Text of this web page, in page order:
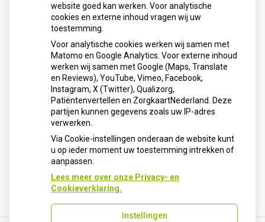
Sinds huisartsen afslankmedicijnen mogen voorschrijven,
neemt gebruik toe
Schurft sinds corona geen vergeten ziekte meer: aantal
uitbraken fors gestegen
Stoppen met afslankmedicijnen betekent zonder
leefstijlaanpassingen weer gewichtstoename
Kookadvies drinkwater in provincie Utrecht vanwege
besmetting
Terugroepactie babyvoeding Nestlé: bacterie kan baby’s
ziek maken
website goed kan werken. Voor analytische
cookies en externe inhoud vragen wij uw
toestemming.
Voor analytische cookies werken wij samen met
Matomo en Google Analytics. Voor externe inhoud
werken wij samen met Google (Maps, Translate
en Reviews), YouTube, Vimeo, Facebook,
Instagram, X (Twitter), Qualizorg,
Patiëntenvertellen en ZorgkaartNederland. Deze
partijen kunnen gegevens zoals uw IP-adres
verwerken.
Via Cookie-instellingen onderaan de website kunt
u op ieder moment uw toestemming intrekken of
aanpassen.
Lees meer over onze Privacy- en
Cookieverklaring.
Instellingen